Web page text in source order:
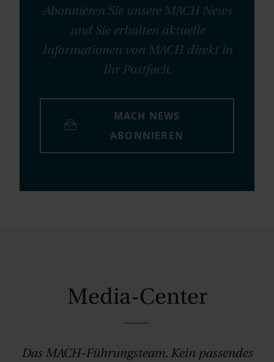
Abonnieren Sie unsere MACH News
und Sie erhalten aktuelle
Informationen von MACH direkt in
Ihr Postfach.
MACH NEWS
ABONNIEREN
Media-Center
Das MACH-Führungsteam. Kein passendes